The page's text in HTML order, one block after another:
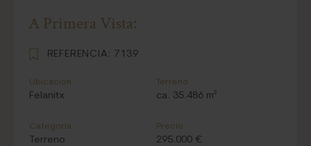
A Primera Vista:
REFERENCIA: 7139
Ubicación
Felanitx
Terreno
ca. 35.486 m²
Categoría
Terreno
Precio
295.000 €